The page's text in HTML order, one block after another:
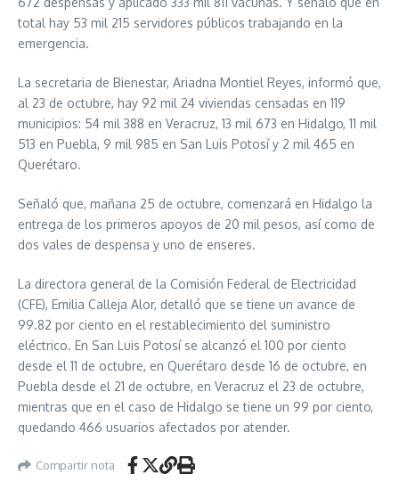
total hay 53 mil 215 servidores públicos trabajando en la
emergencia.
La secretaria de Bienestar, Ariadna Montiel Reyes, informó que,
al 23 de octubre, hay 92 mil 24 viviendas censadas en 119
municipios: 54 mil 388 en Veracruz, 13 mil 673 en Hidalgo, 11 mil
513 en Puebla, 9 mil 985 en San Luis Potosí y 2 mil 465 en
Querétaro.
Señaló que, mañana 25 de octubre, comenzará en Hidalgo la
entrega de los primeros apoyos de 20 mil pesos, así como de
dos vales de despensa y uno de enseres.
La directora general de la Comisión Federal de Electricidad
(CFE), Emilia Calleja Alor, detalló que se tiene un avance de
99.82 por ciento en el restablecimiento del suministro
eléctrico. En San Luis Potosí se alcanzó el 100 por ciento
desde el 11 de octubre, en Querétaro desde 16 de octubre, en
Puebla desde el 21 de octubre, en Veracruz el 23 de octubre,
mientras que en el caso de Hidalgo se tiene un 99 por ciento,
quedando 466 usuarios afectados por atender.
Compartir nota